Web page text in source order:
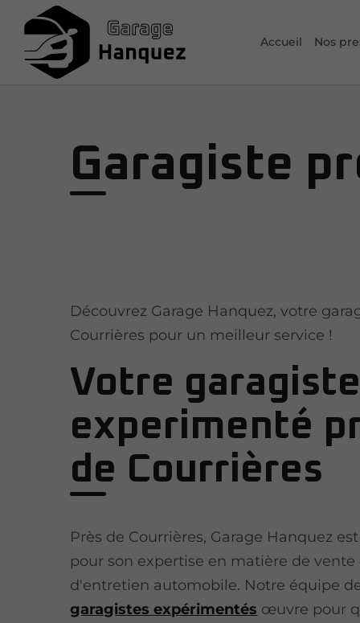
Accueil Nos
Garagiste
Découvrez Garage Hanquez, votre
Courrières pour un meilleur service !
Votre garagiste
experimenté
de Courrières
Près de Courrières, Garage Hanquez
pour son expertise en matière de vente
d'entretien automobile. Notre équipe
garagistes expérimentés œuvre pour